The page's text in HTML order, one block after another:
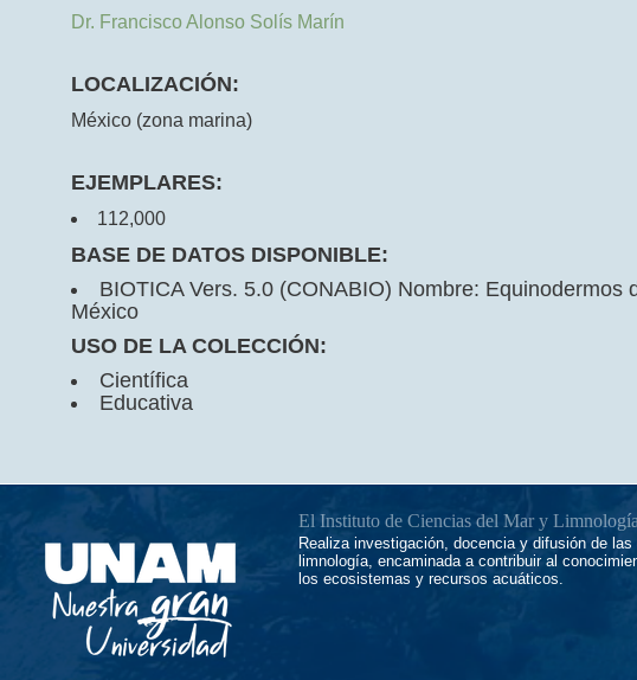
Dr. Francisco Alonso Solís Marín
LOCALIZACIÓN:
México (zona marina)
EJEMPLARES:
112,000
BASE DE DATOS DISPONIBLE:
BIOTICA Vers. 5.0 (CONABIO) Nombre: Equinodermos
México
USO DE LA COLECCIÓN:
Científica
Educativa
El Instituto de Ciencias del Mar y Limnología
Realiza investigación, docencia y difusión de
limnología, encaminada a contribuir al
los ecosistemas y recursos acuáticos.